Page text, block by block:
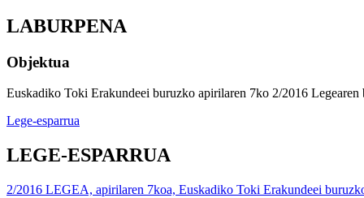
LABURPENA
Objektua
Euskadiko Toki Erakundeei buruzko apirilaren 7ko 2/2016 Legearen
Lege-esparrua
LEGE-ESPARRUA
2/2016 LEGEA, apirilaren 7koa, Euskadiko Toki Erakundeei